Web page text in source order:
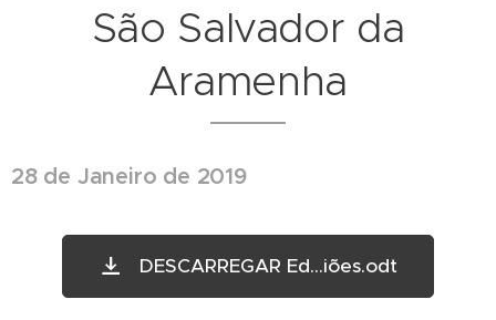
São Salvador da
Aramenha
28 de Janeiro de 2019
DESCARREGAR Ed...iões.odt